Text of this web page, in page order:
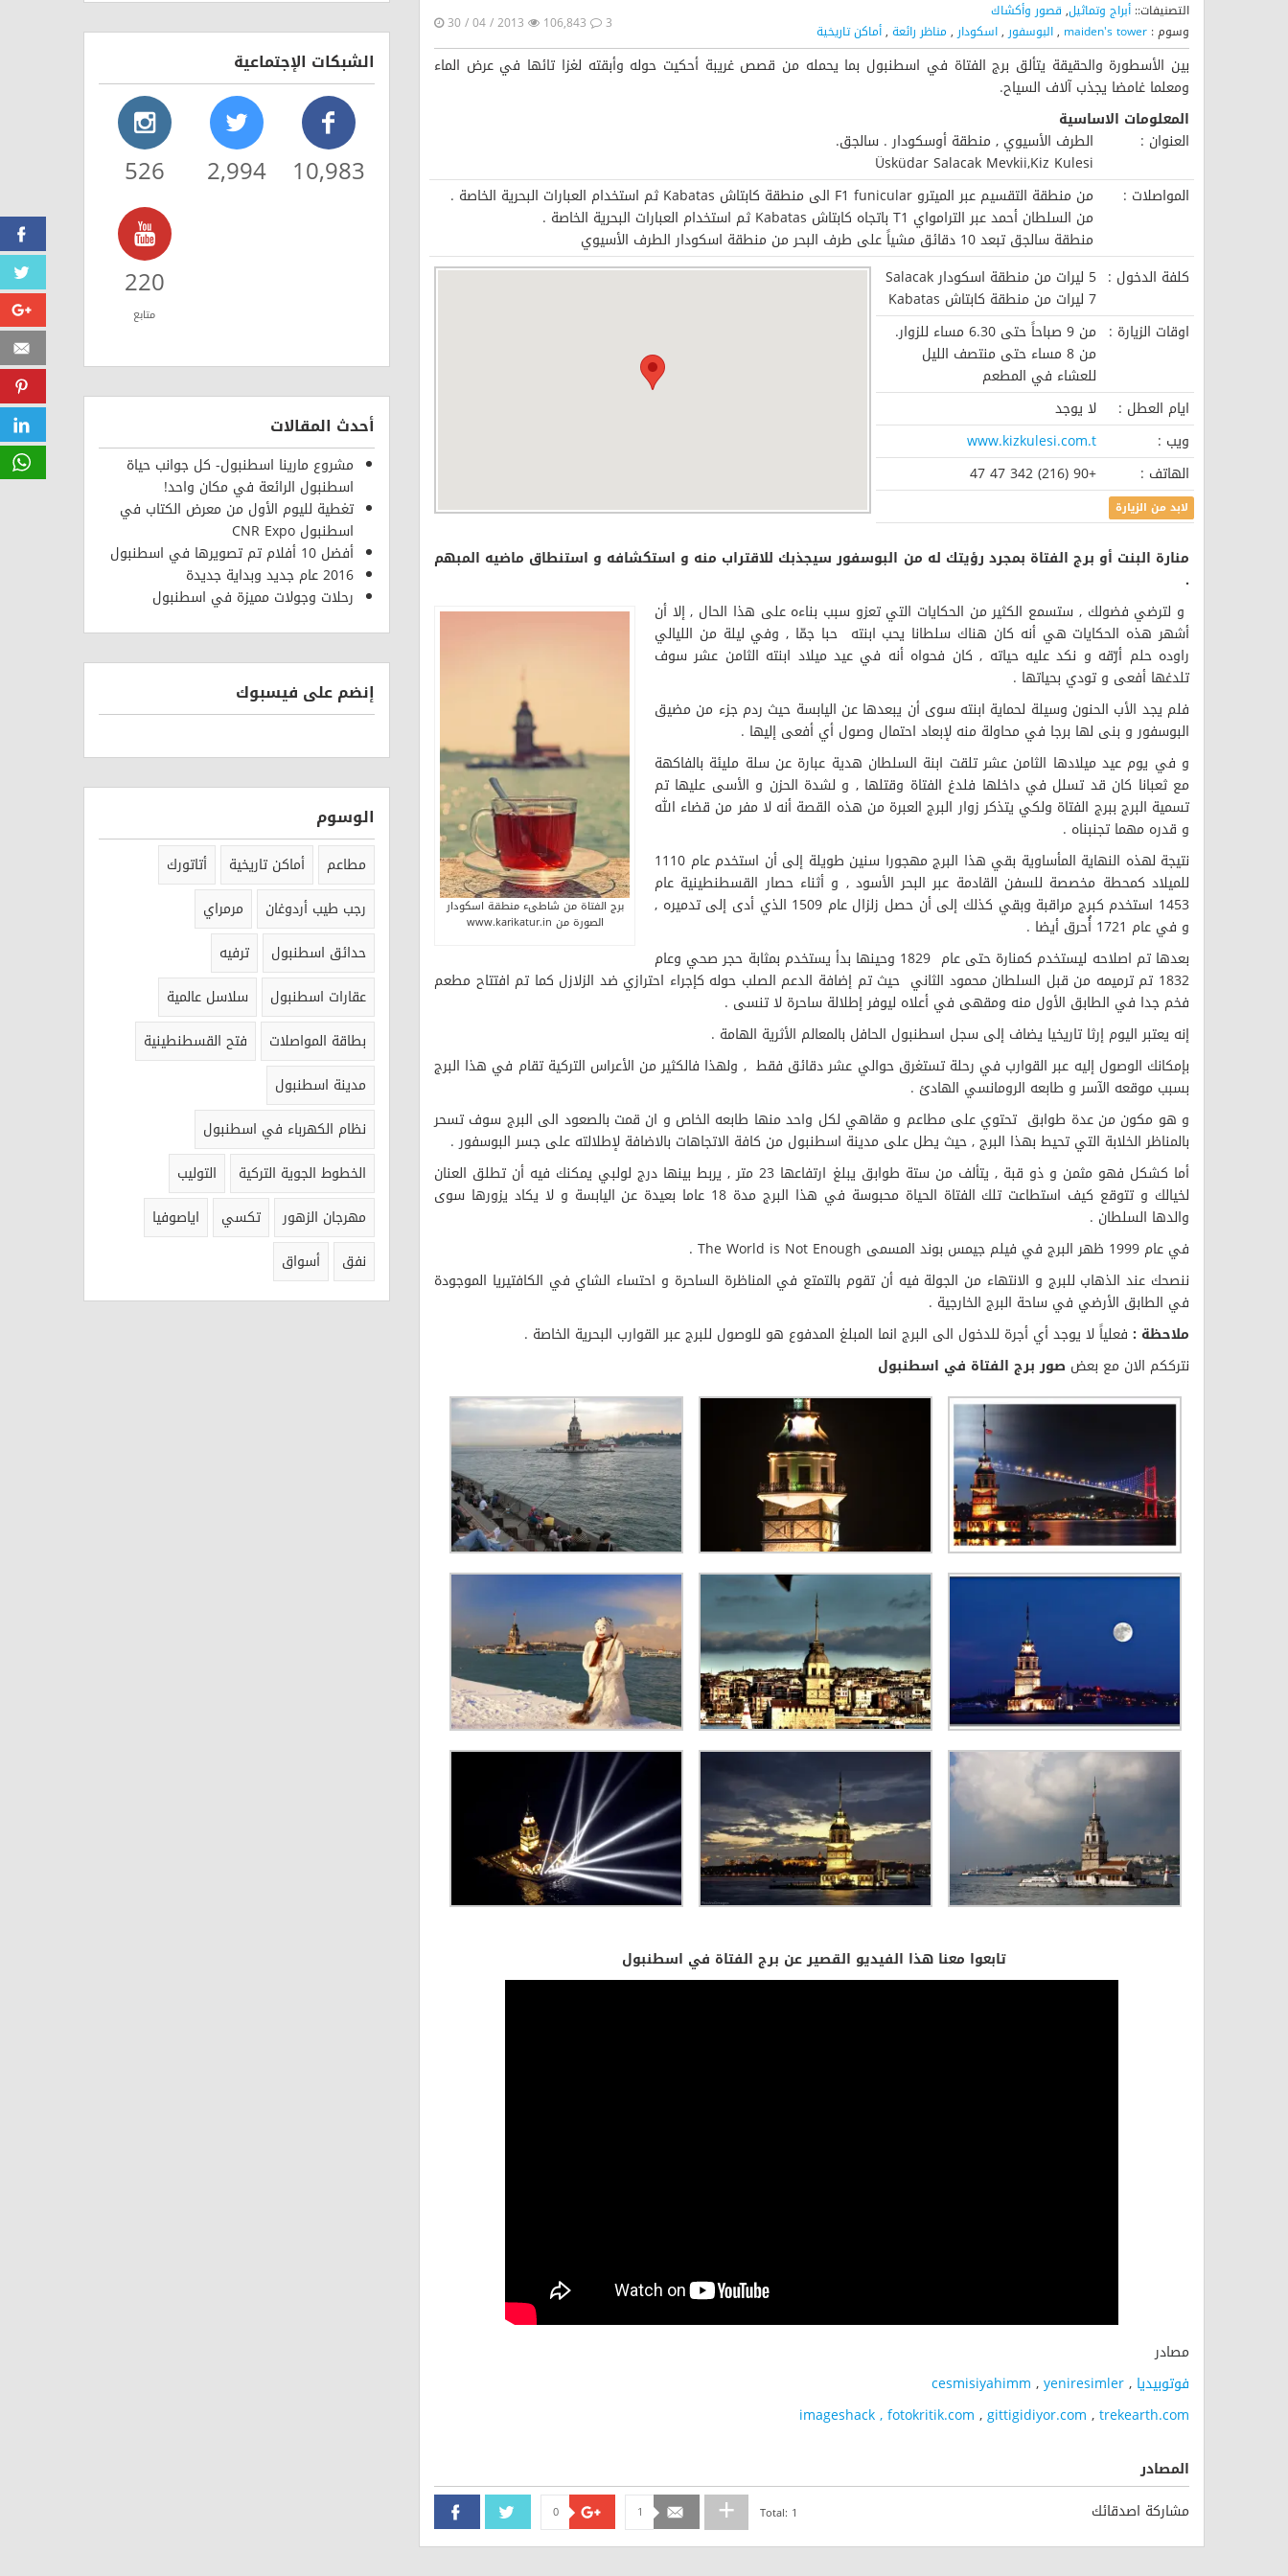
التصنيفات:: أبراج وتماثيل, قصور وأكشاك
وسوم : maiden's tower
,البوسفور ,اسكودار , مناظر رائعة ,أماكن تاريخية 30 / 04 / 2013 106,843 3
بين الأسطورة والحقيقة يتألق برج الفتاة في اسطنبول بما يحمله من قصص غريبة أحكيت حوله وأبقته لغزا تائها في عرض الماء
ومعلما غامضا يجذب آلاف السياح.
المعلومات الاساسية
العنوان :
الطرف الأسيوي , منطقة أوسكودار . سالجق.
Üsküdar Salacak Mevkii,Kiz Kulesi
المواصلات :
من منطقة التقسيم عبر الميترو F1 funicular الى منطقة كابتاش Kabatas ثم استخدام العبارات البحرية الخاصة .
من السلطان أحمد عبر الترامواي T1 باتجاه كابتاش Kabatas ثم استخدام العبارات البحرية الخاصة .
منطقة سالجق تبعد 10 دقائق مشياً على طرف البحر من منطقة اسكودار الطرف الأسيوي
كلفة الدخول : 5 ليرات من منطقة اسكودار Salacak
7 ليرات من منطقة كابتاش Kabatas
اوقات الزيارة : من 9 صباحاً حتى 6.30 مساء للزوار.
من 8 مساء حتى منتصف الليل
للعشاء في المطعم
ايام العطل :
لا يوجد
ويب :
www.kizkulesi.com.t
الهاتف :
+90 (216) 342 47 47
لابد من الزيارة
منارة البنت أو برج الفتاة بمجرد رؤيتك له من البوسفور سيجذبك للاقتراب منه و استكشافه و استنطاق ماضيه المبهم
.
برج الفتاة من شاطىء منطقة اسكودار
الصورة من www.karikatur.in
و لترضي فضولك , ستسمع الكثير من الحكايات التي تعزو سبب بناءه على هذا الحال , إلا أن
أشهر هذه الحكايات هي أنه كان هناك سلطانا يحب ابنته حبا جمّا , وفي ليلة من الليالي
راوده حلم أرّقه و نكد عليه حياته , كان فحواه أنه في عيد ميلاد ابنته الثامن عشر سوف
تلدغها أفعى و تودي بحياتها .
فلم يجد الأب الحنون وسيلة لحماية ابنته سوى أن يبعدها عن اليابسة حيث ردم جزء من مضيق
البوسفور و بنى لها برجا في محاولة منه لإبعاد احتمال وصول أي أفعى إليها .
و في يوم عيد ميلادها الثامن عشر تلقت ابنة السلطان هدية عبارة عن سلة مليئة بالفاكهة
مع ثعبانا كان قد تسلل في داخلها فلدغ الفتاة وقتلها , و لشدة الحزن و الأسى عليها تم
تسمية البرج ببرج الفتاة ولكي يتذكر زوار البرج العبرة من هذه القصة أنه لا مفر من قضاء الله
و قدره مهما تجنبناه .
نتيجة لهذه النهاية المأساوية بقي هذا البرج مهجورا سنين طويلة إلى أن استخدم عام 1110
للميلاد كمحطة مخصصة للسفن القادمة عبر البحر الأسود , و أثناء حصار القسطنطينية عام
1453 استخدم كبرج مراقبة وبقي كذلك إلى أن حصل زلزال عام 1509 الذي أدى إلى تدميره ,
و في عام 1721 أُحرق أيضا .
بعدها تم اصلاحه ليستخدم كمنارة حتى عام 1829 وحينها بدأ يستخدم بمثابة حجر صحي وعام
1832 تم ترميمه من قبل السلطان محمود الثاني حيث تم إضافة الدعم الصلب حوله كإجراء احترازي ضد الزلازل كما تم افتتاح مطعم
فخم جدا في الطابق الأول منه ومقهى في أعلاه ليوفر إطلالة ساحرة لا تنسى .
إنه يعتبر اليوم إرثا تاريخيا يضاف إلى سجل اسطنبول الحافل بالمعالم الأثرية الهامة .
بإمكانك الوصول إليه عبر القوارب في رحلة تستغرق حوالي عشر دقائق فقط , ولهذا فالكثير من الأعراس التركية تقام في هذا البرج
بسبب موقعه الآسر و طابعه الرومانسي الهادئ .
و هو مكون من عدة طوابق تحتوي على مطاعم و مقاهي لكل واحد منها طابعه الخاص و ان قمت بالصعود الى البرج سوف تسحر
بالمناظر الخلابة التي تحيط بهذا البرج , حيث يطل على مدينة اسطنبول من كافة الاتجاهات بالاضافة لإطلالته على جسر البوسفور .
أما كشكل فهو مثمن و ذو قبة , يتألف من ستة طوابق يبلغ ارتفاعها 23 متر , يربط بينها درج لولبي يمكنك فيه أن تطلق العنان
لخيالك و تتوقع كيف استطاعت تلك الفتاة الحياة محبوسة في هذا البرج مدة 18 عاما بعيدة عن اليابسة و لا يكاد يزورها سوى
والدها السلطان .
في عام 1999 ظهر البرج في فيلم جيمس بوند المسمى The World is Not Enough .
ننصحك عند الذهاب للبرج و الانتهاء من الجولة فيه أن تقوم بالتمتع في المناظرة الساحرة و احتساء الشاي في الكافتيريا الموجودة
في الطابق الأرضي في ساحة البرج الخارجية .
ملاحظة : فعلياً لا يوجد أي أجرة للدخول الى البرج انما المبلغ المدفوع هو للوصول للبرج عبر القوارب البحرية الخاصة .
نترككم الان مع بعض صور برج الفتاة في اسطنبول
تابعوا معنا هذا الفيديو القصير عن برج الفتاة في اسطنبول
مصادر
فوتوبيديا ,
cesmisiyahimm ,yeniresimler
imageshack ,fotokritik.com ,gittigidiyor.com ,trekearth.com
المصادر
مشاركة اصدقائك
Facebook Twitter
0 Google+
1 Email Total: 1
الشبكات الإجتماعية
10,983
2,994
526
220
متابع
أحدث المقالات
مشروع مارينا اسطنبول- كل جوانب حياة
اسطنبول الرائعة في مكان واحد!
تغطية لليوم الأول من معرض الكتاب في
اسطنبول CNR Expo
أفضل 10 أفلام تم تصويرها في اسطنبول
2016 عام جديد وبداية جديدة
رحلات وجولات مميزة في اسطنبول
إنضم على فيسبوك
الوسوم
مطاعم أماكن تاريخية
أتاتورك
رجب طيب أردوغان
مرمراي
حدائق اسطنبول
ترفيه
عقارات اسطنبول
سلاسل عالمية
بطاقة المواصلات
فتح القسطنطينية
مدينة اسطنبول
نظام الكهرباء في اسطنبول
الخطوط الجوية التركية
التوليب
مهرجان الزهور
تكسي
اياصوفيا
نفق
أسواق